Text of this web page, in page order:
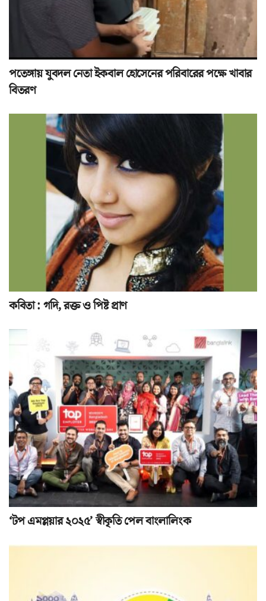
পতেঙ্গায় যুবদল নেতা ইকবাল হোসেনের পরিবারের পক্ষে খাবার
বিতরণ
কবিতা : গদি, রক্ত ও পিষ্ট প্রাণ
‘টপ এমপ্লয়ার ২০২৫’ স্বীকৃতি পেল বাংলালিংক